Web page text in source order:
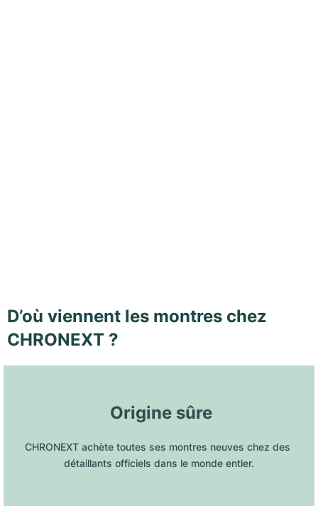
D’où viennent les montres chez
CHRONEXT ?
Origine sûre
CHRONEXT achète toutes ses montres neuves chez des
détaillants officiels dans le monde entier.